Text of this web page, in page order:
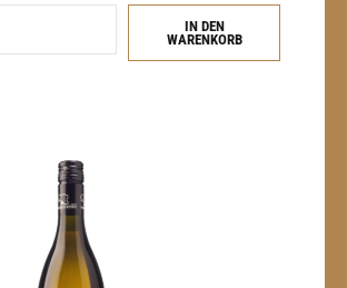
IN DEN
WARENKORB